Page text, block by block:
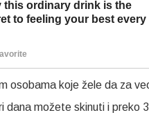
osobama koje žele da za
dana možete skinuti i preko